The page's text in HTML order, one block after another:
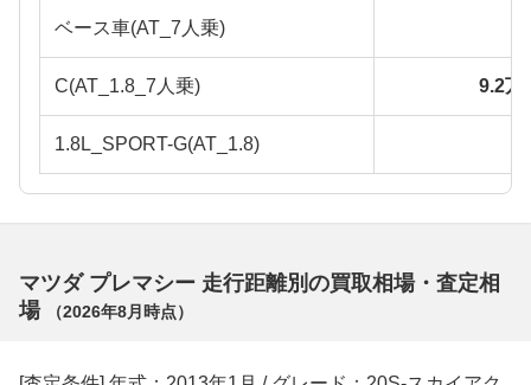
ベース車(AT_7人乗)
C(AT_1.8_7人乗) 9.2万
1.8L_SPORT-G(AT_1.8)
マツダ プレマシー 走行距離別の買取相場・査定相
場
（2026年8月 時点）